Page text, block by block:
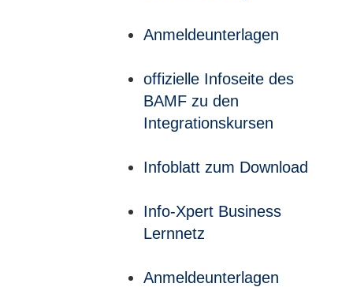
Anmeldeunterlagen
offizielle Infoseite des
BAMF zu den
Integrationskursen
Infoblatt zum Download
Info-Xpert Business
Lernnetz
Anmeldeunterlagen